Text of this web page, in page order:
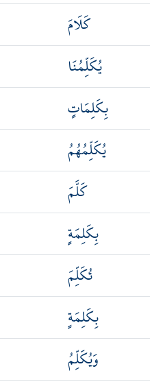
كَلَامَ
يُكَلِّمُنَا
بِكَلِمَاتٍ
يُكَلِّمُهُمُ
كَلَّمَ
بِكَلِمَةٍ
تُكَلِّمَ
بِكَلِمَةٍ
وَيُكَلِّمُ